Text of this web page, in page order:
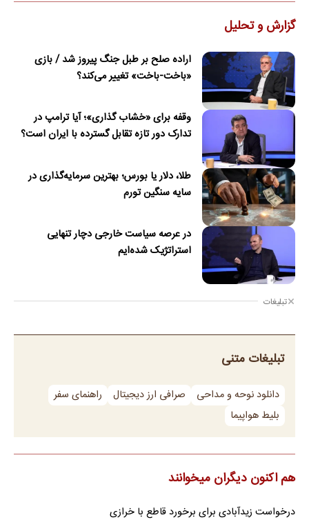
گزارش و تحلیل
اراده صلح بر طبل جنگ پیروز شد / بازی
«باخت-باخت» تغییر می‌کند؟
وقفه برای «خشاب گذاری»؛ آیا ترامپ در
تدارک دور تازه تقابل گسترده با ایران است؟
طلا، دلار یا بورس؛ بهترین سرمایه‌گذاری در
سایه سنگین تورم
در عرصه سیاست خارجی دچار تنهایی
استراتژیک شده‌ایم
تبلیغات
تبلیغات متنی
دانلود نوحه و مداحی صرافی ارز دیجیتال
راهنمای سفر
بلیط هواپیما
هم اکنون دیگران میخوانند
درخواست زیدآبادی برای برخورد قاطع با خرازی